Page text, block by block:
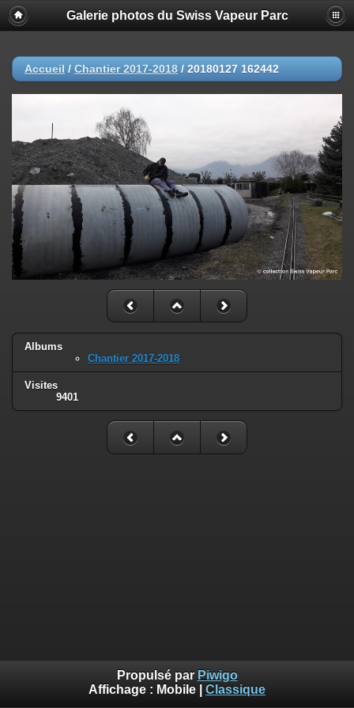
Galerie photos du Swiss Vapeur Parc
Accueil / Chantier 2017-2018 / 20180127 162442
Albums
Chantier 2017-2018
Visites
9401
Propulsé par Piwigo
Affichage : Mobile Classique